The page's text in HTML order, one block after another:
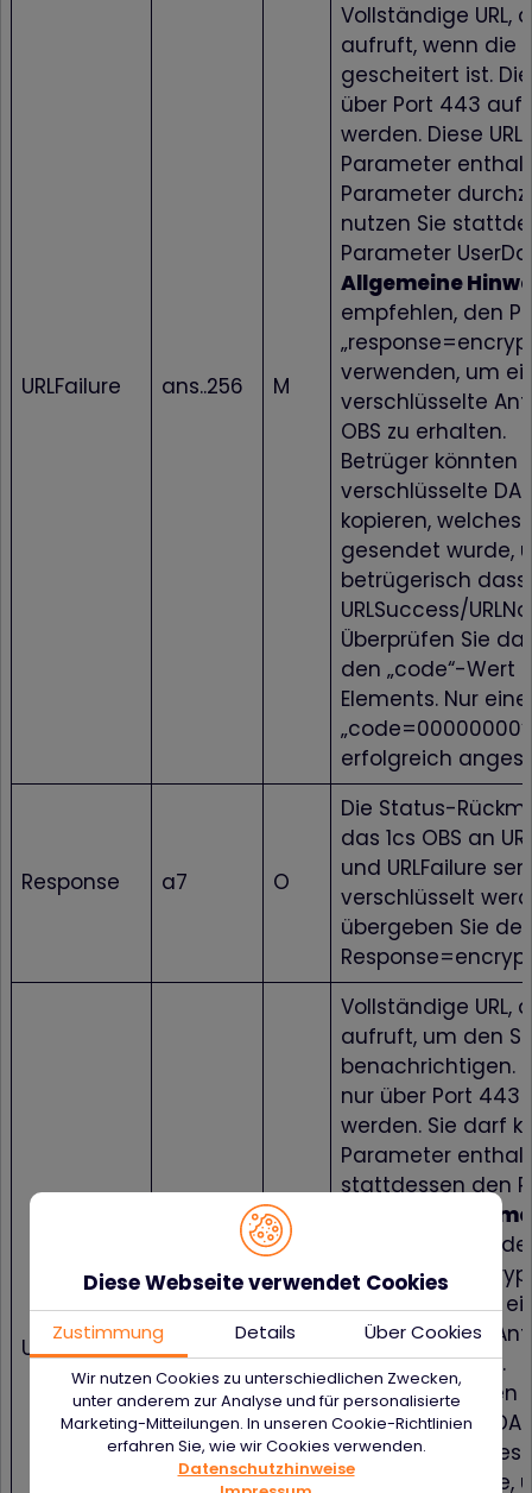
Diese Webseite verwendet Cookies
Zustimmung Details Über Cookies
Wir nutzen Cookies zu unterschiedlichen Zwecken,
unter anderem zur Analyse und für personalisierte
Marketing-Mitteilungen. In unseren Cookie-Richtlinien
erfahren Sie, wie wir Cookies verwenden.
Datenschutzhinweise
URLFailure ans..256 M
Vollständige URL,
aufruft, wenn die
gescheitert ist.
über Port 443
werden. Diese
Parameter
Parameter
nutzen Sie
Parameter
Allgemeine
empfehlen, den
verwenden, um
verschlüsselte
OBS zu erhalten.
Betrüger könnten
verschlüsselte
kopieren, welches
gesendet wurde,
betrügerisch
URLSuccess/
Überprüfen Sie
den „code“-Wert
Elements. Nur
erfolgreich
Response a7 O
Die Status-
das 1cs OBS an
und URLFailure
verschlüsselt
übergeben Sie
URLNotify ans..256 M
Vollständige URL,
aufruft, um den
benachrichtigen.
nur über Port
werden. Sie darf
Parameter
stattdessen den
Wir empfehlen,
verwenden, um
verschlüsselte
OBS zu erhalten.
Betrüger könnten
verschlüsselte
kopieren, welches
gesendet wurde,